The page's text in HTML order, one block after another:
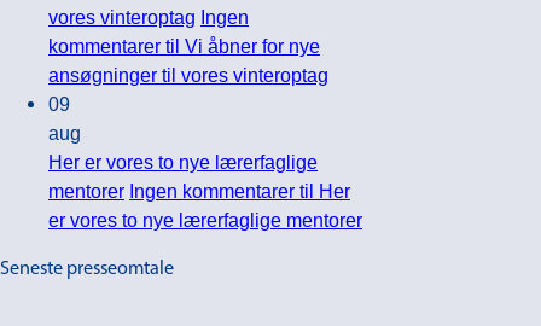
vores vinteroptag Ingen
kommentarer til Vi åbner for nye
ansøgninger til vores vinteroptag
09
aug
Her er vores to nye lærerfaglige
mentorer Ingen kommentarer til Her
er vores to nye lærerfaglige mentorer
Seneste presseomtale